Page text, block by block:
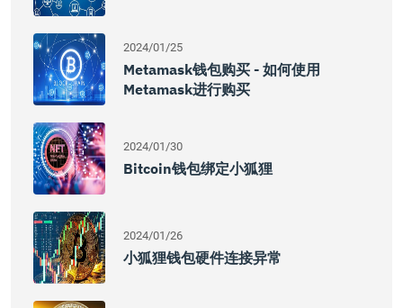
2024/01/25
Metamask钱包购买 - 如何使用
Metamask进行购买
2024/01/30
Bitcoin钱包绑定小狐狸
2024/01/26
小狐狸钱包硬件连接异常